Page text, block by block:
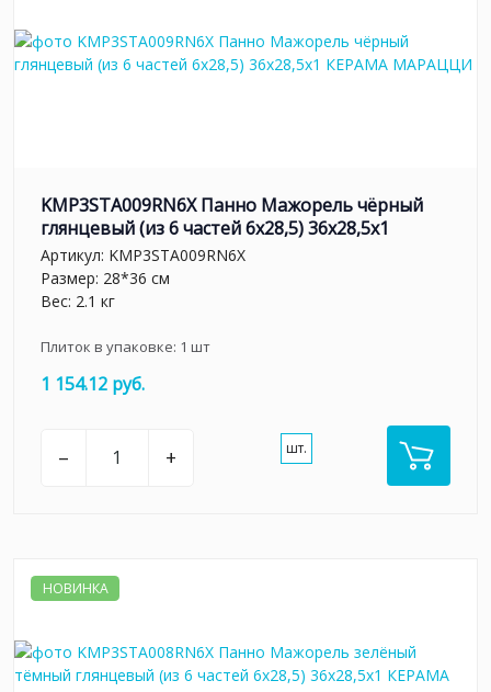
KMP3STA009RN6X Панно Мажорель чёрный
глянцевый (из 6 частей 6х28,5) 36x28,5x1
Артикул: KMP3STA009RN6X
Размер: 28*36 см
Вес: 2.1 кг
Плиток в упаковке: 1 шт
1 154.12 руб.
– + шт.
НОВИНКА